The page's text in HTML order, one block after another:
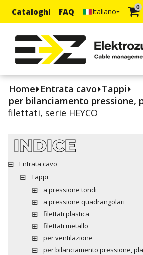
Cataloghi FAQ Italiano 0
Home Entrata cavo Tappi
per bilanciamento pressione,
filettati, serie HEYCO
INDICE
Entrata cavo
Tappi
a pressione tondi
a pressione quadrangolari
filettati plastica
filettati metallo
per ventilazione
per bilanciamento pressione,